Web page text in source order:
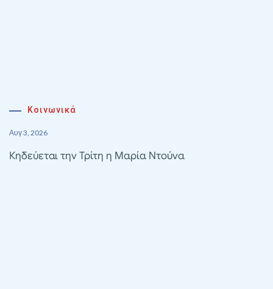
Κοινωνικά
Αυγ 3, 2026
Κηδεύεται την Τρίτη η Μαρία Ντούνα